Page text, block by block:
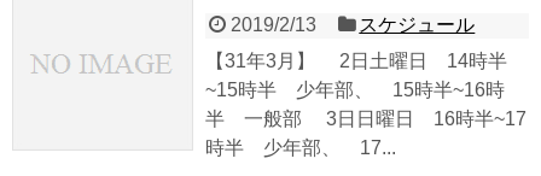
2019/2/13
スケジュール
【31年3月】 2日土曜日 14時半
~15時半 少年部、 15時半~16時
半 一般部 3日日曜日 16時半~17
時半 少年部、 17...